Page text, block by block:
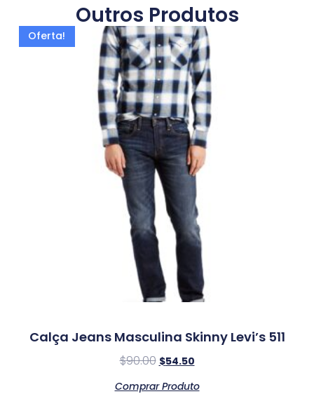
Outros Produtos
Oferta!
Calça Jeans Masculina Skinny Levi’s 511
$90.00 $54.50
Comprar Produto